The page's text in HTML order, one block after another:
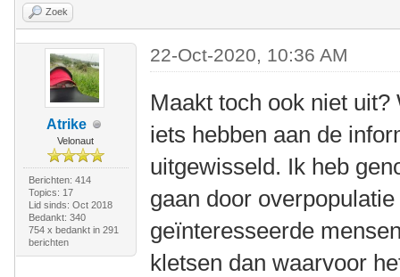
Zoek
Atrike
Velonaut
Berichten: 414
Topics: 17
Lid sinds: Oct 2018
Bedankt: 340
754 x bedankt in 291
berichten
22-Oct-2020, 10:36 AM
Maakt toch ook niet
iets hebben aan de
uitgewisseld. Ik heb
gaan door
geïnteresseerde
kletsen dan waarvoor